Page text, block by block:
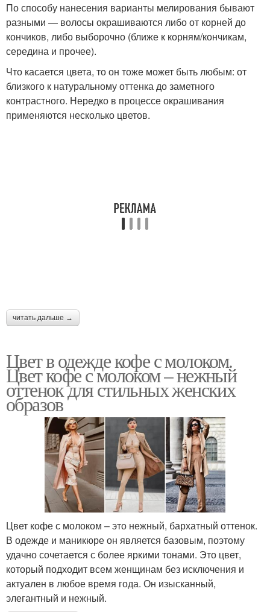
По способу нанесения варианты мелирования бывают
разными — волосы окрашиваются либо от корней до
кончиков, либо выборочно (ближе к корням/кончикам,
середина и прочее).
Что касается цвета, то он тоже может быть любым: от
близкого к натуральному оттенка до заметного
контрастного. Нередко в процессе окрашивания
применяются несколько цветов.
читать дальше →
Цвет в одежде кофе с молоком.
Цвет кофе с молоком – нежный
оттенок для стильных женских
образов
Цвет кофе с молоком – это нежный, бархатный оттенок.
В одежде и маникюре он является базовым, поэтому
удачно сочетается с более яркими тонами. Это цвет,
который подходит всем женщинам без исключения и
актуален в любое время года. Он изысканный,
элегантный и нежный.